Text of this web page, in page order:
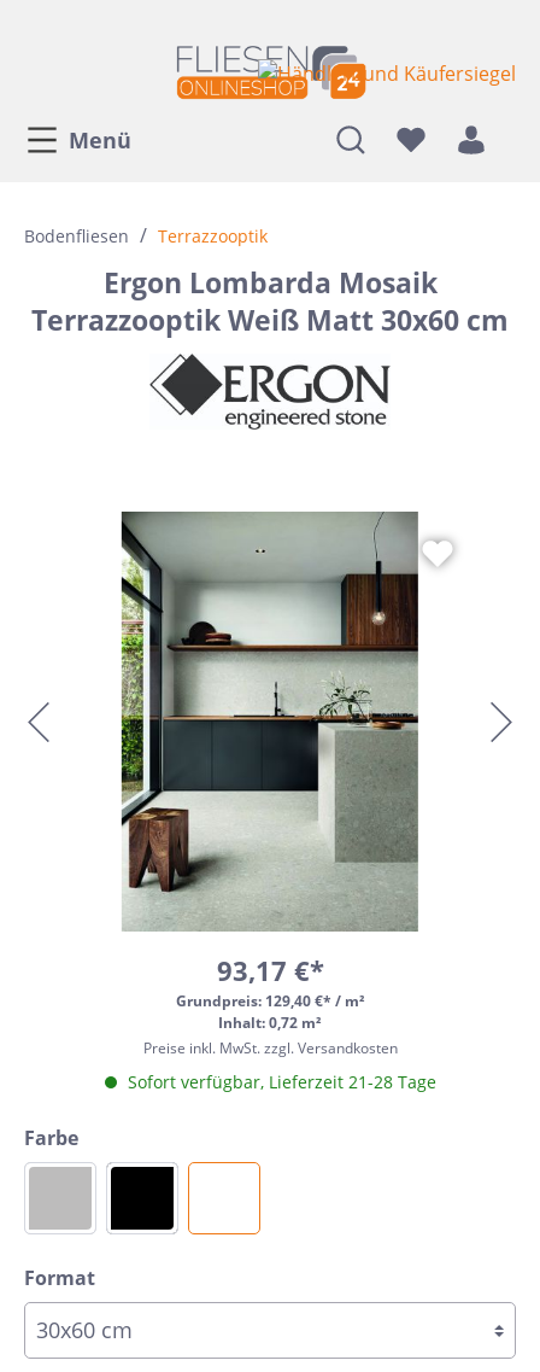
Menü
Bodenfliesen / Terrazzooptik
Ergon Lombarda Mosaik
Terrazzooptik Weiß Matt 30x60 cm
93,17 €*
Grundpreis: 129,40 €* / m²
Inhalt: 0,72 m²
Preise inkl. MwSt. zzgl. Versandkosten
Sofort verfügbar, Lieferzeit 21-28 Tage
Farbe
Format